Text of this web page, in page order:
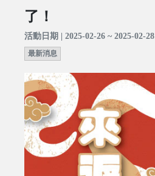
了！
活動日期 | 2025-02-26 ~ 2025-02-28
最新消息